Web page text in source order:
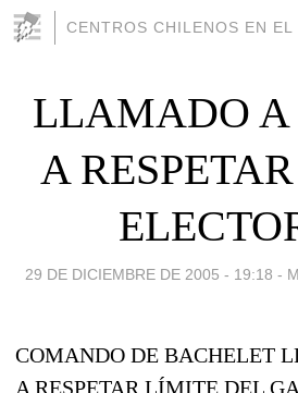
CENTROS CHILENOS EN EL
LLAMADO A
A
29 DE DICIEMBRE DE 2005 - 19:18 -
COMANDO DE BACHELET
A RESPETAR LÍMITE DEL